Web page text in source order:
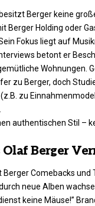
Berger keine
Berger Holding oder
Fokus liegt auf
betont er
Wohnungen.
zu Berger, doch
zu
authentischen Stil –
Berger
Berger Comebacks und
neue Alben
keine Mäuse!”